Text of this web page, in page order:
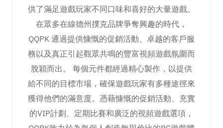
供了滿足遊戲玩家不同口味和喜好的大量遊戲。
在眾多在線德州撲克品牌爭奪興趣的時代，
QQPK 通過提供慷慨的促銷活動、卓越的客戶服
務以及真正引起觀眾共鳴的豐富視頻遊戲氛圍而
脫穎而出。 每個元件都經過精心製作，以提供
給不同的目標市場，確保遊戲玩家有多種途徑來
獲得他們的滿意度。憑藉慷慨的促銷活動、充實
的VIP計劃、定期比賽和廣泛的視頻遊戲選項，